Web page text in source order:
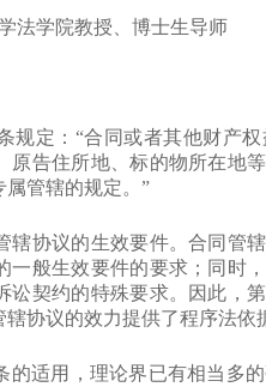
法学院教授、博士生导师
定：“合同或者其他财产权
原告住所地、标的物所在地
管辖的规定。”
协议的生效要件。合同管辖
一般生效要件的要求；同时
讼契约的特殊要求。因此，
协议的效力提供了程序法依
适用，理论界已有相当多的